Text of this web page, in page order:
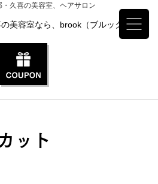
・久喜の美容室、ヘアサロン
ット